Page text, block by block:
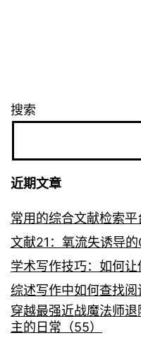
搜索
近期文章
常用的综合文献检索平
文献21：氧流失诱导
学术写作技巧：如何让
综述写作中如何查找阅
穿越最强近战魔法师
主的日常（55）